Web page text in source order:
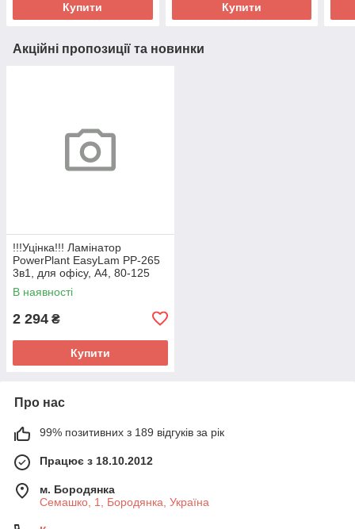
Купити Купити
Акційні пропозиції та новинки
!!!Уцінка!!! Ламінатор
PowerPlant EasyLam PP-265
3в1, для офісу, A4, 80-125
мкм, 400 мм/хв
В наявності
2 294 ₴
Купити
Про нас
99% позитивних з 189 відгуків за рік
Працює з 18.10.2012
м. Бородянка
Семашко, 1, Бородянка, Україна